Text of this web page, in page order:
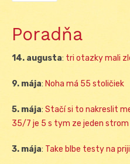
Poradňa
14. augusta: tri otazky mali
9. mája: Noha má 55 stoličiek
5. mája: Stačí si to nakreslit
35/7 je 5 s tym ze jeden
3. mája: Take blbe testy na